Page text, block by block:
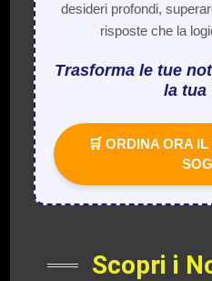
desideri profondi,
risposte che la
Trasforma le tue
la tua
🛒 ORDINA ORA
Scopri i